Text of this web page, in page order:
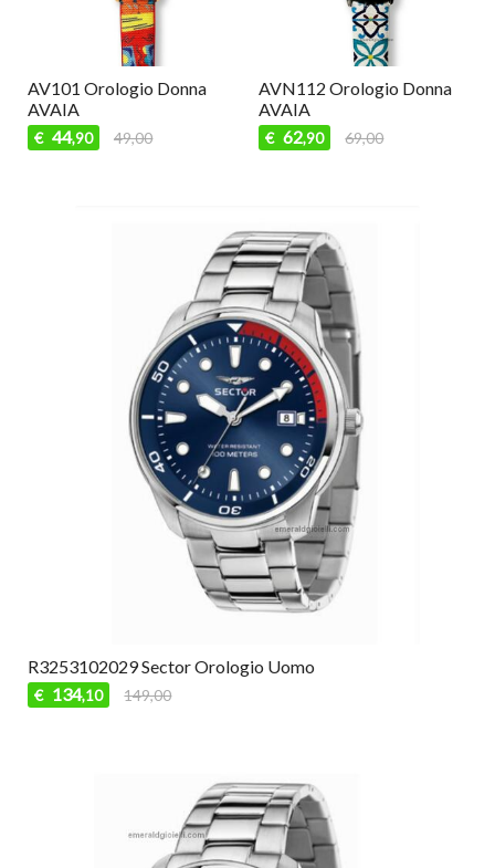
R3273613004 Sector
Crono Eco Energy
€ 179,10 199,00
R3271661029 Sector
Orologio Uomo
€ 174,90 189,00
R3253102029 Sector Orologio Uomo
€ 134,10 149,00